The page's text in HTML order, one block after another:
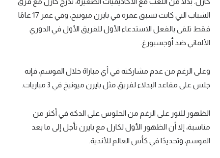
الشباب التي كانت تسبق عمره في بايرن ميونيخ، وفي عمر 17 عامًا
فقط تلقى بالفعل الاستدعاء الأول للفريق الأول في الدوري
الألماني ضد أوجسبورغ.
وعلى الرغم من عدم مشاركته في أي مباراة خلال الموسم، فإنه
جلس على مقاعد البدلاء لفريق مثل بايرن ميونيخ في 3 مباريات.
الظهور للنور على الرغم من الجلوس على الدكة في أكثر من
مناسبة، إلا أن الظهور الأول لكارل مع بايرن تأجل إلى ما بعد
الموسم، وتحديدًا في كأس العالم للأندية.